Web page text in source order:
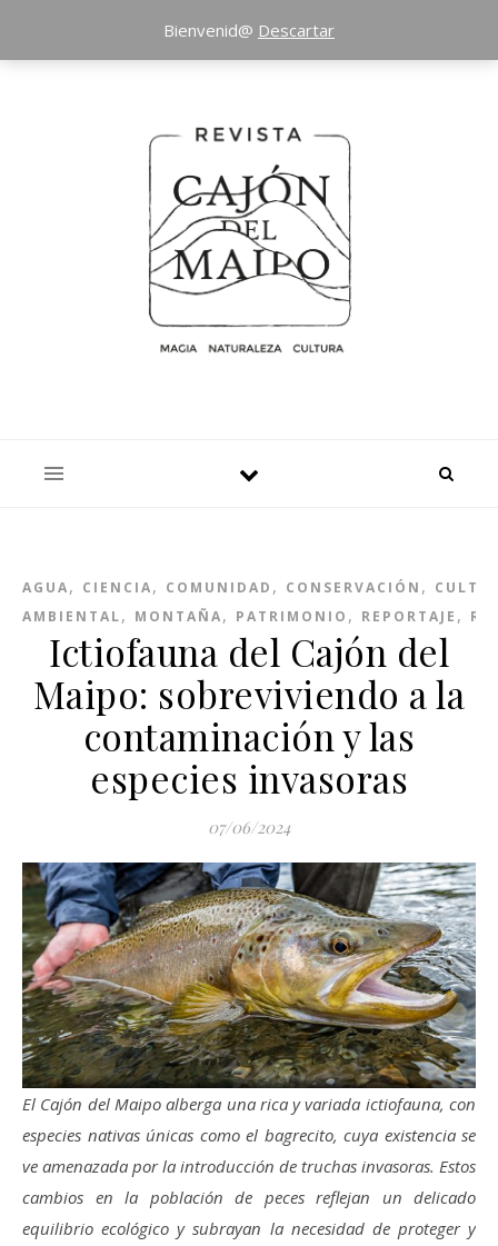
AGUA, CIENCIA, COMUNIDAD , CONSERVACIÓN ,
AMBIENTAL, MONTAÑA, PATRIMONIO , REPORTAJE ,
Ictiofauna del Cajón del
Maipo: sobreviviendo a la
contaminación y las
especies invasoras
07/06/2024
El Cajón del Maipo alberga una rica y variada ictiofauna, con
especies nativas únicas como el bagrecito, cuya existencia se
ve amenazada por la introducción de truchas invasoras. Estos
cambios en la población de peces reflejan un delicado
equilibrio ecológico y subrayan la necesidad de proteger y
Bienvenid@ Descartar